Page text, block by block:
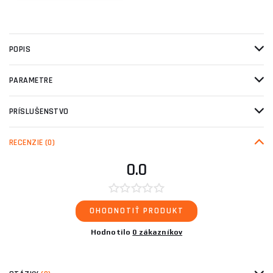
POPIS
PARAMETRE
PRÍSLUŠENSTVO
RECENZIE (0)
0.0
OHODNOTIŤ PRODUKT
Hodnotilo 0 zákazníkov